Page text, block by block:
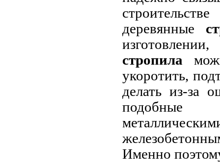
деревянные
стропила
укоротить,
делать из-за
Именно